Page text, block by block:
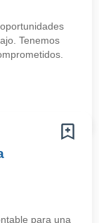
Tenemos
para una